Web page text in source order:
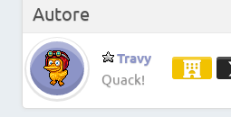
Autore
Travy
Quack!